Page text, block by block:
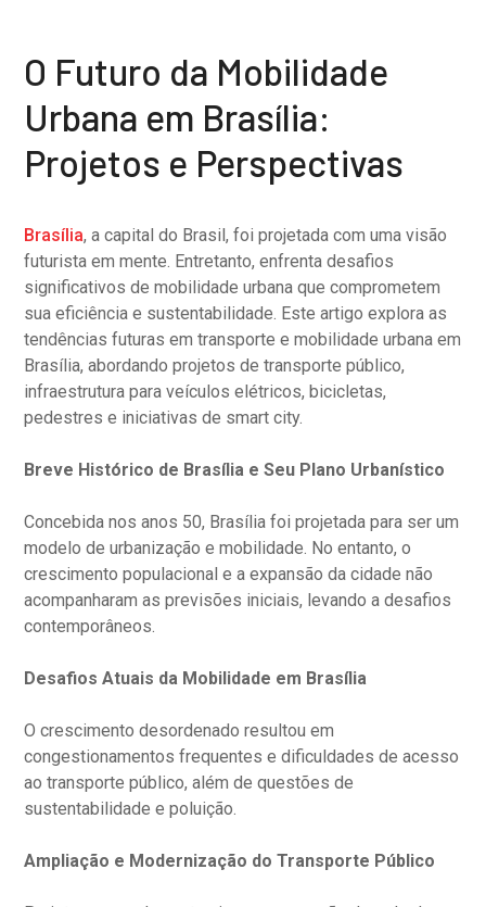
O Futuro da Mobilidade
Urbana em Brasília:
Projetos e Perspectivas
Brasília, a capital do Brasil, foi projetada com uma visão
futurista em mente. Entretanto, enfrenta desafios
significativos de mobilidade urbana que comprometem
sua eficiência e sustentabilidade. Este artigo explora as
tendências futuras em transporte e mobilidade urbana em
Brasília, abordando projetos de transporte público,
infraestrutura para veículos elétricos, bicicletas,
pedestres e iniciativas de smart city.
Breve Histórico de Brasília e Seu Plano Urbanístico
Concebida nos anos 50, Brasília foi projetada para ser um
modelo de urbanização e mobilidade. No entanto, o
crescimento populacional e a expansão da cidade não
acompanharam as previsões iniciais, levando a desafios
contemporâneos.
Desafios Atuais da Mobilidade em Brasília
O crescimento desordenado resultou em
congestionamentos frequentes e dificuldades de acesso
ao transporte público, além de questões de
sustentabilidade e poluição.
Ampliação e Modernização do Transporte Público